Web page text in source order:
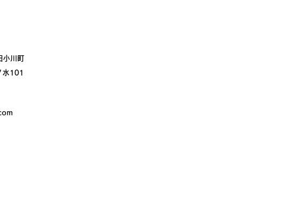
小川町
水101